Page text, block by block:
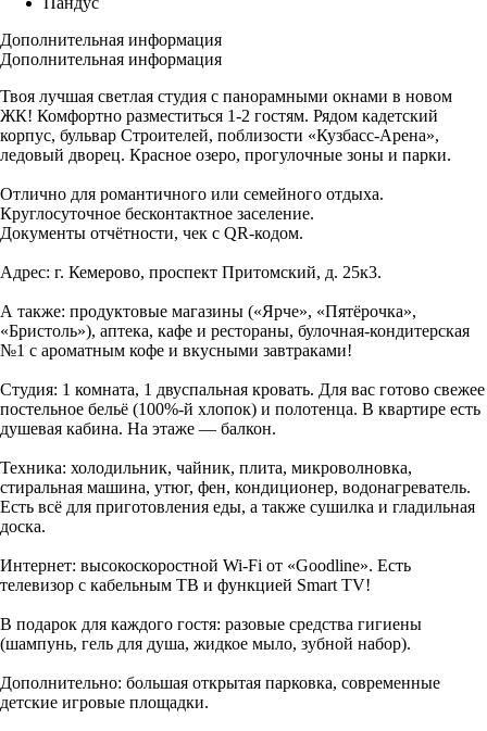
Дополнительная информация
Дополнительная информация
Твоя лучшая светлая студия с панорамными окнами в новом
ЖК! Комфортно разместиться 1-2 гостям. Рядом кадетский
корпус, бульвар Строителей, поблизости «Кузбасс-Арена»,
ледовый дворец. Красное озеро, прогулочные зоны и парки.
Отлично для романтичного или семейного отдыха.
Круглосуточное бесконтактное заселение.
Документы отчётности, чек с QR-кодом.
Адрес: г. Кемерово, проспект Притомский, д. 25к3.
А также: продуктовые магазины («Ярче», «Пятёрочка»,
«Бристоль»), аптека, кафе и рестораны, булочная-кондитерская
№1 с ароматным кофе и вкусными завтраками!
Студия: 1 комната, 1 двуспальная кровать. Для вас готово свежее
постельное бельё (100%-й хлопок) и полотенца. В квартире есть
душевая кабина. На этаже — балкон.
Техника: холодильник, чайник, плита, микроволновка,
стиральная машина, утюг, фен, кондиционер, водонагреватель.
Есть всё для приготовления еды, а также сушилка и гладильная
доска.
Интернет: высокоскоростной Wi-Fi от «Goodline». Есть
телевизор с кабельным ТВ и функцией Smart TV!
В подарок для каждого гостя: разовые средства гигиены
(шампунь, гель для душа, жидкое мыло, зубной набор).
Дополнительно: большая открытая парковка, современные
детские игровые площадки.